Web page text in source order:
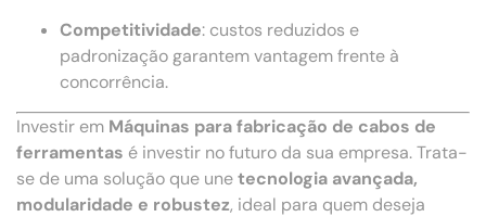
Competitividade: custos reduzidos e
padronização garantem vantagem frente à
concorrência.
Investir em Máquinas para fabricação de cabos de
ferramentas é investir no futuro da sua empresa. Trata-
se de uma solução que unetecnologia avançada,
modularidade e robustez, ideal para quem deseja